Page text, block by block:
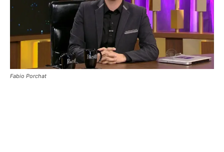
Fabio Porchat